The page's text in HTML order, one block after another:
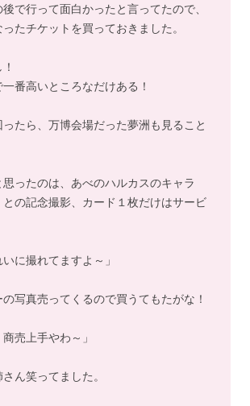
で行って面白かったと言ってたので、
たチケットを買っておきました。
番高いところなだけある！
ったら、万博会場だった夢洲も見ること
ったのは、あべのハルカスのキャラ
との記念撮影、カード１枚だけはサービ
いに撮れてますよ～」
写真売ってくるので買うてもたがな！
売上手やわ～」
ん笑ってました。